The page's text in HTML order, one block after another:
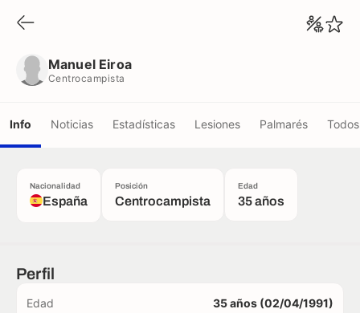
Manuel Eiroa
Centrocampista
Info Noticias Estadísticas Lesiones Palmarés
Nacionalidad
España
Posición
Centrocampista
Edad
35 años
Perfil
Edad 35 años (02/04/1991)